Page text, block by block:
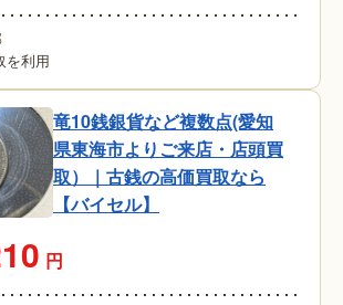
を利用
竜10銭銀貨など複数点(愛知
県東海市よりご来店・店頭買
取）｜古銭の高価買取なら
【バイセル】
円